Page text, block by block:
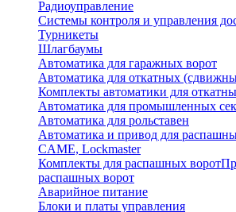
Радиоуправление
Системы контроля и управления
Турникеты
Шлагбаумы
Автоматика для гаражных ворот
Автоматика для откатных
Комплекты автоматики для
Автоматика для промышленных
Автоматика для рольставен
Автоматика и привод для
CAME, Lockmaster
Комплекты для распашных ворот
распашных ворот
Аварийное питание
Блоки и платы управления